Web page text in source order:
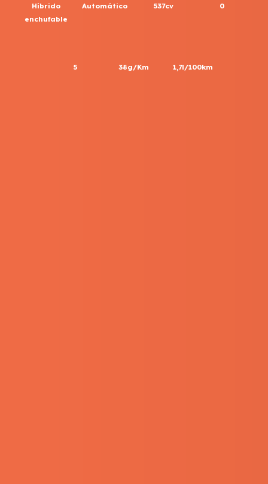
Híbrido
enchufable
Automático 537cv 0
5 38g/Km 1,7l/100km